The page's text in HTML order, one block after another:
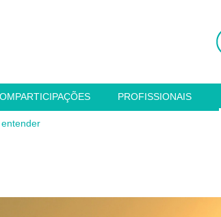
PROFISSIONAIS